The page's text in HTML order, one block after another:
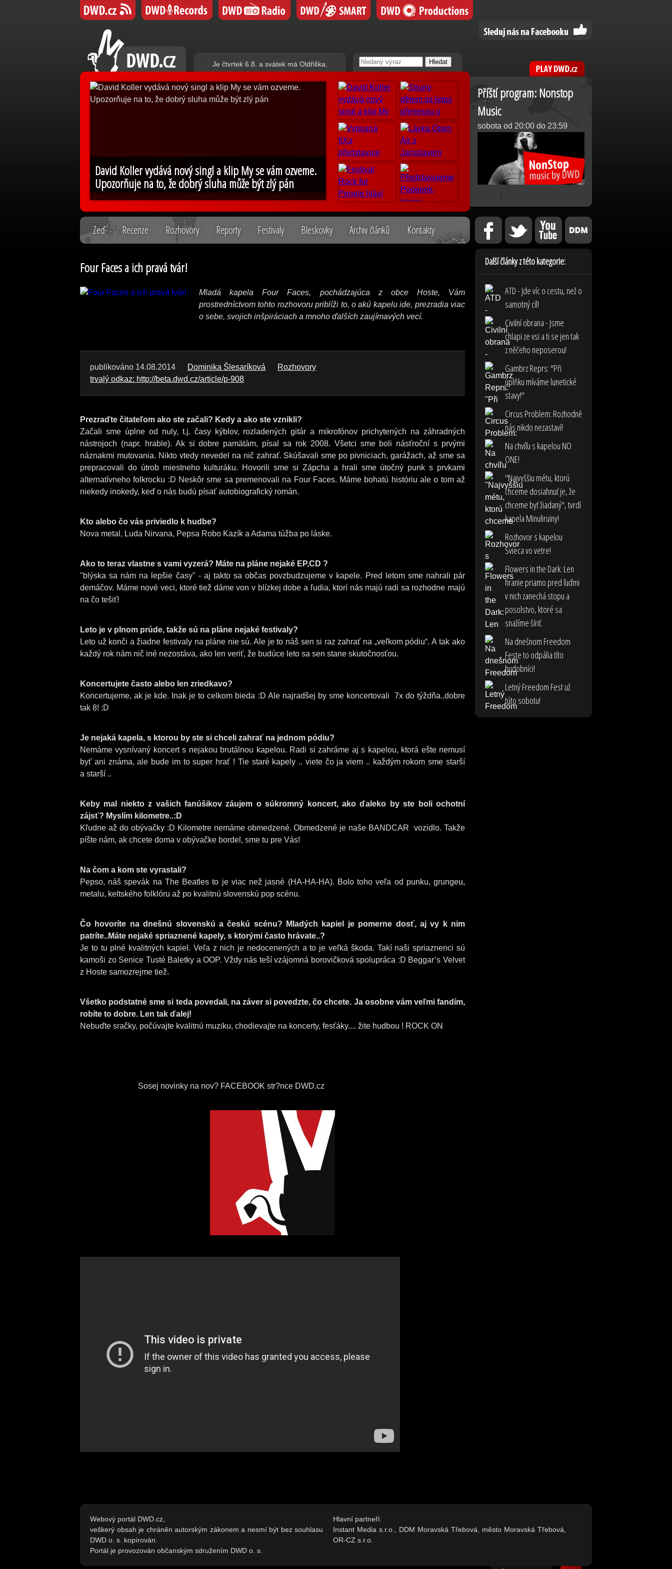
Je čtvrtek 6.8. a svátek má Oldřiška.
David Koller vydává nový singl a klip My se vám ozveme.
Upozorňuje na to, že dobrý sluha může být zlý pán
Příští program: Nonstop
Music
sobota od 20:00 do 23:59
Zeď Recenze Rozhovory Reporty Festivaly Bleskovky Archiv článků Kontakty
Four Faces a ich pravá tvár!
Mladá kapela Four Faces, pochádzajúca z obce Hoste, Vám
prostredníctvom tohto rozhovoru priblíži to, o akú kapelu ide, prezradia viac
o sebe, svojich inšpiráciach a mnoho ďalších zaujímavých vecí.
publikováno 14.08.2014 Dominika Šlesaríková
Rozhovory
trvalý odkaz: http://beta.dwd.cz/article/p-908
Prezraďte čitateľom ako ste začali? Kedy a ako ste vznikli?
Začali sme úplne od nuly, t.j. časy kýblov, rozladených gitár a mikrofónov prichytených na záhradných
nástrojoch (napr. hrable). Ak si dobre pamätám, písal sa rok 2008. Všetci sme boli násťroční s prvými
náznakmi mutovania. Nikto vtedy nevedel na nič zahrať. Skúšavali sme po pivniciach, garážach, až sme sa
prepracovali do útrob miestneho kulturáku. Hovorili sme si Zápcha a hrali sme útočný punk s prvkami
alternatívneho folkrocku :D Neskôr sme sa premenovali na Four Faces. Máme bohatú históriu ale o tom až
niekedy inokedy, keď o nás budú písať autobiografický román.
Kto alebo čo vás priviedlo k hudbe?
Nova metal, Luda Nirvana, Pepsa Robo Kazík a Adama túžba po láske.
Ako to teraz vlastne s vami vyzerá? Máte na pláne nejaké EP,CD ?
"blýska sa nám na lepšie časy" - aj takto sa občas povzbudzujeme v kapele. Pred letom sme nahrali pár
demáčov. Máme nové veci, ktoré tiež dáme von v blízkej dobe a ľudia, ktorí nás majú radi sa rozhodne majú
na čo tešiť!
Leto je v plnom prúde, takže sú na pláne nejaké festivaly?
Leto už konči a žiadne festivaly na pláne nie sú. Ale je to náš sen si raz zahrať na „veľkom pódiu“. A tak ako
každý rok nám nič iné nezostáva, ako len veriť, že budúce leto sa sen stane skutočnosťou.
Koncertujete často alebo len zriedkavo?
Koncertujeme, ak je kde. Inak je to celkom bieda :D Ale najradšej by sme koncertovali 7x do týždňa..dobre
tak 8! :D
Je nejaká kapela, s ktorou by ste si chceli zahrať na jednom pódiu?
Nemáme vysnívaný koncert s nejakou brutálnou kapelou. Radi si zahráme aj s kapelou, ktorá ešte nemusí
byť ani známa, ale bude im to super hrať ! Tie staré kapely .. viete čo ja viem .. každým rokom sme starší
a starší ..
Keby mal niekto z vašich fanúšikov záujem o súkromný koncert, ako ďaleko by ste boli ochotní
zájsť? Myslím kilometre..:D
Kľudne až do obývačky :D Kilometre nemáme obmedzené. Obmedzené je naše BANDCAR vozidlo. Takže
píšte nám, ak chcete doma v obývačke bordel, sme tu pre Vás!
Na čom a kom ste vyrastali?
Pepso, náš spevák na The Beatles to je viac než jasné (HA-HA-HA). Bolo toho veľa od punku, grungeu,
metalu, keltského folklóru až po kvalitnú slovenskú pop scénu.
Čo hovoríte na dnešnú slovenskú a českú scénu? Mladých kapiel je pomerne dosť, aj vy k nim
patríte..Máte nejaké spriaznené kapely, s ktorými často hrávate..?
Je to tu plné kvalitných kapiel. Veľa z nich je nedocenených a to je veľká škoda. Takí naši spriaznenci sú
kamoši zo Senice Tusté Baletky a OOP. Vždy nás teší vzájomná borovičková spolupráca :D Beggar’s Velvet
z Hoste samozrejme tiež.
Všetko podstatné sme si teda povedali, na záver si povedzte, čo chcete. Ja osobne vám veľmi fandím,
robíte to dobre. Len tak ďalej!
Nebuďte sračky, počúvajte kvalitnú muziku, chodievajte na koncerty, fesťáky.... žite hudbou ! ROCK ON
Sosej novinky na nov? FACEBOOK str?nce DWD.cz
Další články z této kategorie:
ATD - Jde víc o cestu, než o
samotný cíl!
Civilní obrana - Jsme
chlapi ze vsi a ti se jen tak
z něčeho neposerou!
Gambrz Reprs: "Při
úplňku míváme lunetické
stavy!"
Circus Problem: Rozhodně
nás nikdo nezastaví!
Na chvíľu s kapelou NO
ONE!
"Najvyššiu métu, ktorú
chceme dosiahnuť je, že
chceme byť žiadaný", tvrdí
kapela Minuliruiny!
Rozhovor s kapelou
Svieca vo vetre!
Flowers in the Dark: Len
hranie priamo pred ľuďmi
v nich zanechá stopu a
posolstvo, ktoré sa
snažíme šíriť.
Na dnešnom Freedom
Feste to odpália títo
hudobníci!
Letný Freedom Fest už
túto sobotu!
Webový portál DWD.cz,
veškerý obsah je chráněn autorským zákonem a nesmí být bez souhlasu
DWD o. s. kopírován.
Portál je provozován občanským sdružením DWD o. s.
Hlavní partneři:
Instant Media s.r.o., DDM Moravská Třebová, město Moravská Třebová,
OR-CZ s.r.o.